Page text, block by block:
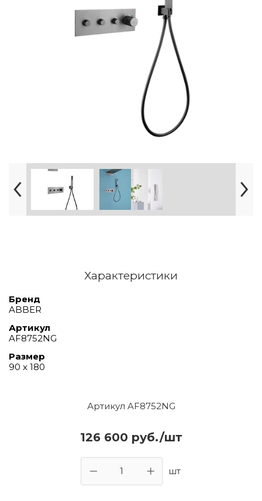
Артикул AF8752NG
126 600 руб./шт
шт
Характеристики
Бренд
ABBER
Артикул
AF8752NG
Размер
90 х 180